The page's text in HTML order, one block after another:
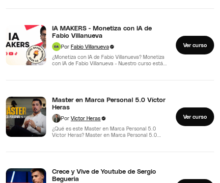
IA MAKERS - Monetiza con IA de
Fabio Villanueva
Por Fabio Villanueva
¿Monetiza con IA de Fabio Villanueva? Monetiza
con IA de Fabio Villanueva - Nuestro curso está
Ver curso
Master en Marca Personal 5.0 Víctor
Heras
Por Victor Heras
¿Qué es este Master en Marca Personal 5.0
Víctor Heras? Master en Marca Personal 5.0
Ver curso
Crece y Vive de Youtube de Sergio
Begueria